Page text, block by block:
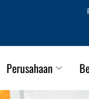
Perusahaan